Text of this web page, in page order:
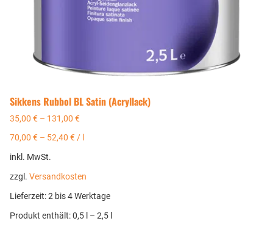
Sikkens Rubbol BL Satin (Acryllack)
35,00 € – 131,00 €
70,00 € – 52,40 €/
inkl. MwSt.
zzgl. Versandkosten
Lieferzeit:2 bis 4 Werktage
Produkt enthält: 0,5 – 2,5